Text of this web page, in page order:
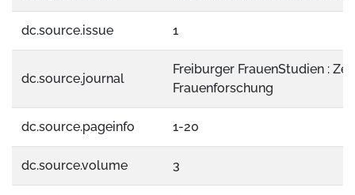
dc.source.issue 1
dc.source.journal
Freiburger FrauenStudien :
Frauenforschung
dc.source.pageinfo 1-20
dc.source.volume 3